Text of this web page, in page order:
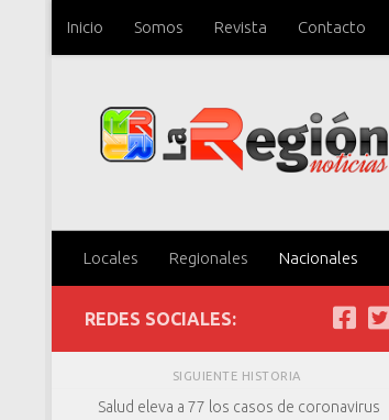
Saltar al contenido
Inicio Somos Revista Contacto
Locales Regionales Nacionales
REDES SOCIALES:
SIGUIENTE HISTORIA
Salud eleva a 77 los casos de coronavirus